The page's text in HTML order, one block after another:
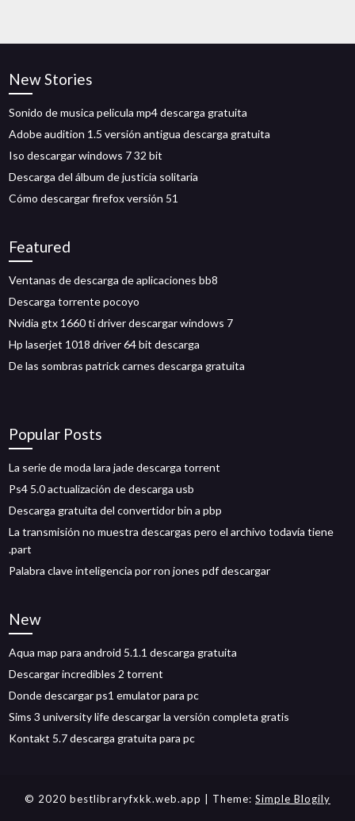
New Stories
Sonido de musica pelicula mp4 descarga gratuita
Adobe audition 1.5 versión antigua descarga gratuita
Iso descargar windows 7 32 bit
Descarga del álbum de justicia solitaria
Cómo descargar firefox versión 51
Featured
Ventanas de descarga de aplicaciones bb8
Descarga torrente pocoyo
Nvidia gtx 1660 ti driver descargar windows 7
Hp laserjet 1018 driver 64 bit descarga
De las sombras patrick carnes descarga gratuita
Popular Posts
La serie de moda lara jade descarga torrent
Ps4 5.0 actualización de descarga usb
Descarga gratuita del convertidor bin a pbp
La transmisión no muestra descargas pero el archivo todavía tiene
.part
Palabra clave inteligencia por ron jones pdf descargar
New
Aqua map para android 5.1.1 descarga gratuita
Descargar incredibles 2 torrent
Donde descargar ps1 emulator para pc
Sims 3 university life descargar la versión completa gratis
Kontakt 5.7 descarga gratuita para pc
© 2020 bestlibraryfxkk.web.app | Theme: Simple Blogily